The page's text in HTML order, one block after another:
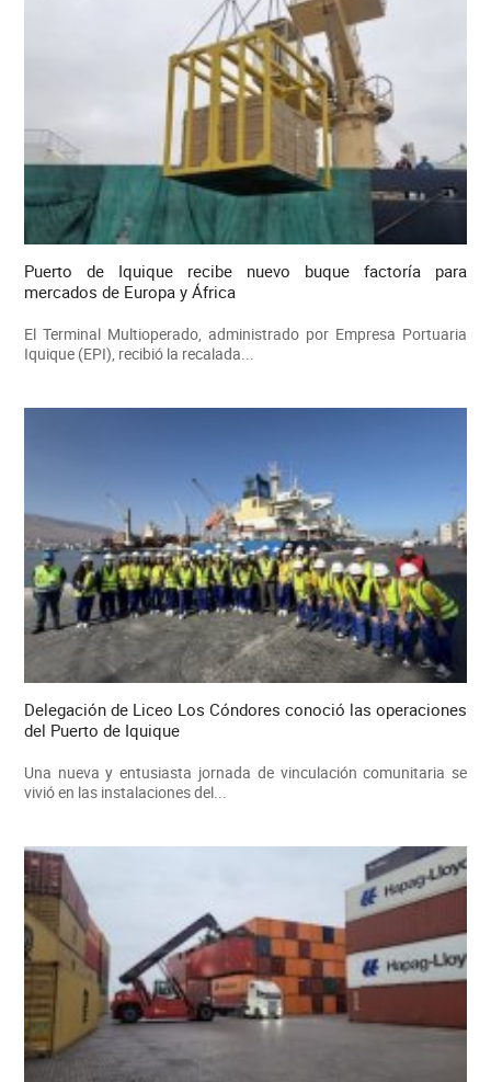
Puerto de Iquique recibe nuevo buque factoría para
mercados de Europa y África
El Terminal Multioperado, administrado por Empresa Portuaria
Iquique (EPI), recibió la recalada...
Delegación de Liceo Los Cóndores conoció las operaciones
del Puerto de Iquique
Una nueva y entusiasta jornada de vinculación comunitaria se
vivió en las instalaciones del...